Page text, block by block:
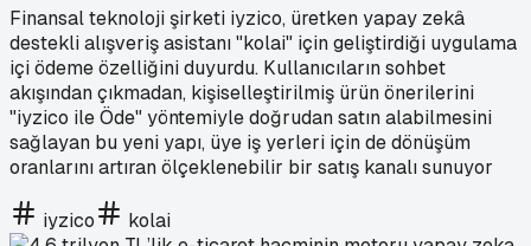
Finansal teknoloji şirketi iyzico, üretken yapay zekâ
destekli alışveriş asistanı "kolai" için geliştirdiği uygulama
içi ödeme özelliğini duyurdu. Kullanıcıların sohbet
akışından çıkmadan, kişiselleştirilmiş ürün önerilerini
"iyzico ile Öde" yöntemiyle doğrudan satın alabilmesini
sağlayan bu yeni yapı, üye iş yerleri için de dönüşüm
oranlarını artıran ölçeklenebilir bir satış kanalı sunuyor
iyzico kolai